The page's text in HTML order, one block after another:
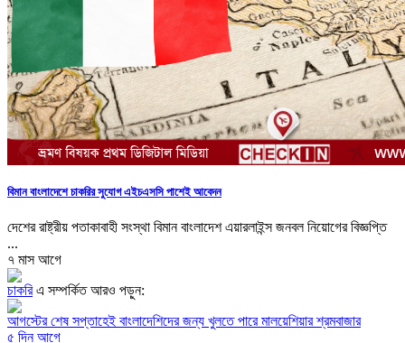
বিমান বাংলাদেশে চাকরির সুযোগ এইচএসসি পাশেই আবেদন
দেশের রাষ্ট্রীয় পতাকাবাহী সংস্থা বিমান বাংলাদেশ এয়ারলাইন্স জনবল নিয়োগের বিজ্ঞপ্তি
...
৭ মাস আগে
চাকরিএ সম্পর্কিত আরও পড়ুন:
আগস্টের শেষ সপ্তাহেই বাংলাদেশিদের জন্য খুলতে পারে মালয়েশিয়ার শ্রমবাজার
৫ দিন আগে